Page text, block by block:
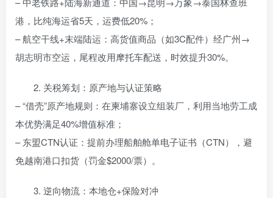
港，比纯海运省5天，运费低20%；
– 航空干线+末端陆运：高货值商品（如3C配件）经广州→
胡志明市空运，尾程改用摩托车配送，时效提升30%。
2. 关税筹划：原产地与认证策略
– “借壳”原产地规则：在柬埔寨设立组装厂，利用当地劳工成
本优势满足40%增值标准；
– 东盟CTN认证：提前办理船舶舱单电子证书（CTN），避
免越南港口扣货（罚金$2000/票）。
3. 逆向物流：本地仓+保险对冲